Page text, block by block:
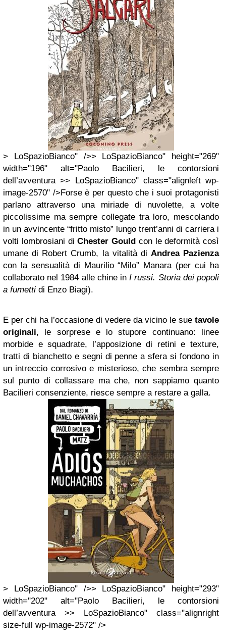
> LoSpazioBianco" />> LoSpazioBianco" height="269"
width="196" alt="Paolo Bacilieri, le contorsioni
dell’avventura >> LoSpazioBianco" class="alignleft wp-
image-2570" />Forse è per questo che i suoi protagonisti
parlano attraverso una miriade di nuvolette, a volte
piccolissime ma sempre collegate tra loro, mescolando
in un avvincente “fritto misto” lungo trent’anni di carriera i
volti lombrosiani diChester Gould con le deformità così
umane di Robert Crumb, la vitalità di Andrea Pazienza
con la sensualità di Maurilio “Milo” Manara (per cui ha
collaborato nel 1984 alle chine inI russi. Storia dei popoli
a fumetti di Enzo Biagi).
E per chi ha l’occasione di vedere da vicino le sue tavole
originali, le sorprese e lo stupore continuano: linee
morbide e squadrate, l’apposizione di retini e texture,
tratti di bianchetto e segni di penne a sfera si fondono in
un intreccio corrosivo e misterioso, che sembra sempre
sul punto di collassare ma che, non sappiamo quanto
Bacilieri consenziente, riesce sempre a restare a galla.
> LoSpazioBianco" />> LoSpazioBianco" height="293"
width="202" alt="Paolo Bacilieri, le contorsioni
dell’avventura >> LoSpazioBianco" class="alignright
size-full wp-image-2572" />